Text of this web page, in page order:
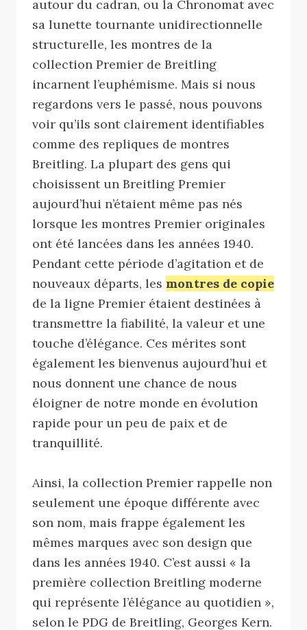
autour du cadran, ou la Chronomat avec
sa lunette tournante unidirectionnelle
structurelle, les montres de la
collection Premier de Breitling
incarnent l’euphémisme. Mais si nous
regardons vers le passé, nous pouvons
voir qu’ils sont clairement identifiables
comme des repliques de montres
Breitling. La plupart des gens qui
choisissent un Breitling Premier
aujourd’hui n’étaient même pas nés
lorsque les montres Premier originales
ont été lancées dans les années 1940.
Pendant cette période d’agitation et de
nouveaux départs, les montres de copie
de la ligne Premier étaient destinées à
transmettre la fiabilité, la valeur et une
touche d’élégance. Ces mérites sont
également les bienvenus aujourd’hui et
nous donnent une chance de nous
éloigner de notre monde en évolution
rapide pour un peu de paix et de
tranquillité.
Ainsi, la collection Premier rappelle non
seulement une époque différente avec
son nom, mais frappe également les
mêmes marques avec son design que
dans les années 1940. C’est aussi « la
première collection Breitling moderne
qui représente l’élégance au quotidien »,
selon le PDG de Breitling, Georges Kern.